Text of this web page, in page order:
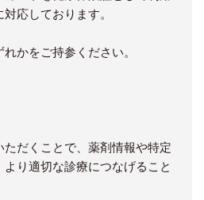
応しております。
かをご持参ください。
だくことで、薬剤情報や特定
り適切な診療につなげること